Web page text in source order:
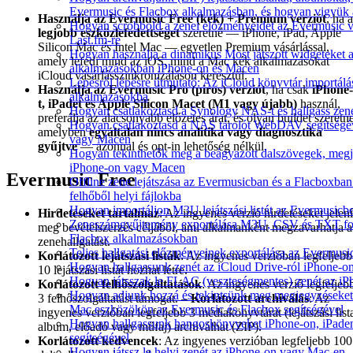
Evermusic és Flacbox alkalmazásban, és hogyan vigyük
Hogyan scrobbold a zenei előzményeidet az Evermusic
Last.fm-re
Hogyan használja a dinamikus Most játszott widgeteket
alkalmazásokban iPhone-on és Macen
Lépésről lépésre útmutató: Az iCloud könyvtár
alkalmazásokba
Hogyan csatlakoztasd a Synology NAS-t és hallgass
Hogyan csatlakoztasd a NAS tárolót WebDAV
vagy Macen
Hogyan tekinthetők meg a beágyazott dalszövegek,
iPhone-on vagy Macen
Offline zene lejátszása az Evermusicban és a
felhőből helyi fájlokba
Hogyan importáljon M3U lejátszási listát az
Zeneszámgyűjtemény exportálása M3U, CSV és TXT
Flacbox alkalmazásokban
Teljes hallgatási előzményeinek exportálása az
Hogyan hallgassunk zenét az iCloud Drive-ról iPhone-
Hogyan játsszak le FLAC (veszteségmentes) zenét az
Hogyan adjunk hozzá és tekintsünk meg
Mac eszközökön az Evermusic és Flacbox segítségével
Hogyan hallgassunk hangoskönyveket iPhone-on,
segítségével
Használja az Evermusic Free (kék) + Premium verziót, ha a
legjobb eszközlefedettségetszeretné — iPhone, iPad, Apple
Silicon MacésIntel Mac — egyetlen Premium vásárlással,
amely lefedi mind az iOS, mind a Mac kék alkalmazásokat
iCloud vásárlásszinkronizáláson keresztül.
Használja az Evermusic Pro (piros) verziót, ha csakiPhone-
t, iPadet és Apple Silicon Macet (M1 vagy újabb) használ,
preferálja az alacsonyabb előzetes árat, és olyan buildet
amelybenegyáltalán nincs analitika vagy diagnosztika
gyűjtve— azonnal és opt-in lehetőség nélkül.
Evermusic Free
Hirdetéseket tartalmaz: Az ingyenes verzió hirdetéseket
meg bevételszerzés céljából, ami alkalmanként megzavarhatja a
zenehallgatást.
Korlátozott lejátszási listák: Az ingyenes verzióban legfeljebb
10 lejátszási listát hozhat létre.
Korlátozott felhőszolgáltatások: Az ingyenes verzió
3 felhőszolgáltatást támogat. –Korlátozott archiválás: Az
ingyenes verzióban legfeljebb 3 médiakönyvtárat (lejátszási
album, előadó vagy műfaj) archiválhat (ZIP).
Korlátozott kedvencek: Az ingyenes verzióban legfeljebb 100